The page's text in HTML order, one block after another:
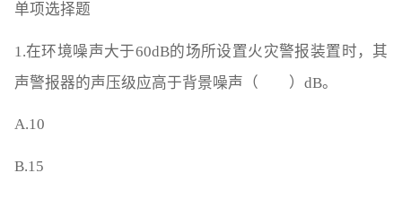
单项选择题
1.在环境噪声大于60dB的场所设置火灾警报装置时，其
声警报器的声压级应高于背景噪声（ ）dB。
A.10
B.15